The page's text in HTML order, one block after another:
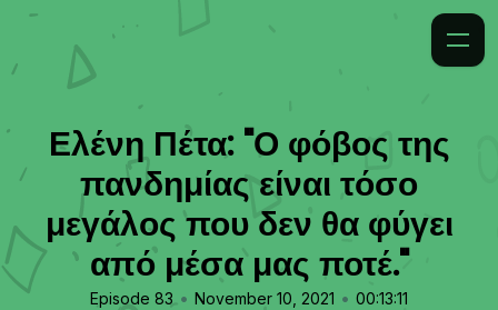
Ελένη Πέτα: "Ο φόβος της
πανδημίας είναι τόσο
μεγάλος που δεν θα φύγει
από μέσα μας ποτέ."
Episode 83 • November 10, 2021 • 00:13:11